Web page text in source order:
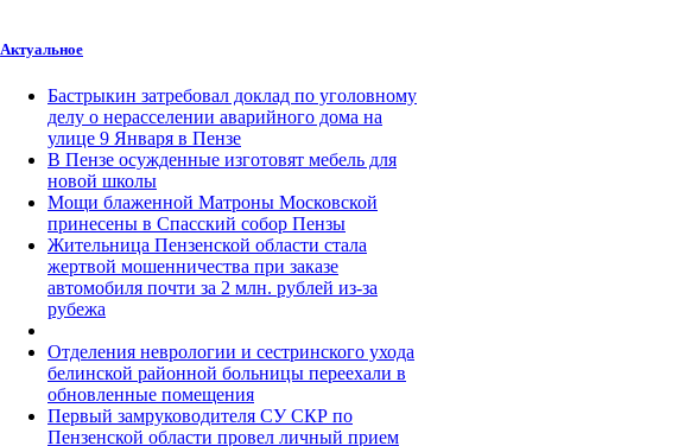
Актуальное
Бастрыкин затребовал доклад по уголовному
делу о нерасселении аварийного дома на
улице 9 Января в Пензе
В Пензе осужденные изготовят мебель для
новой школы
Мощи блаженной Матроны Московской
принесены в Спасский собор Пензы
Жительница Пензенской области стала
жертвой мошенничества при заказе
автомобиля почти за 2 млн. рублей из-за
рубежа
Отделения неврологии и сестринского ухода
белинской районной больницы переехали в
обновленные помещения
Первый замруководителя СУ СКР по
Пензенской области провел личный прием